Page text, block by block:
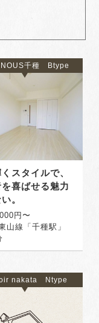
千種 Btype
スタイルで、
喜ばせる魅力
。
円〜
山線「千種駅」
nakata Ntype